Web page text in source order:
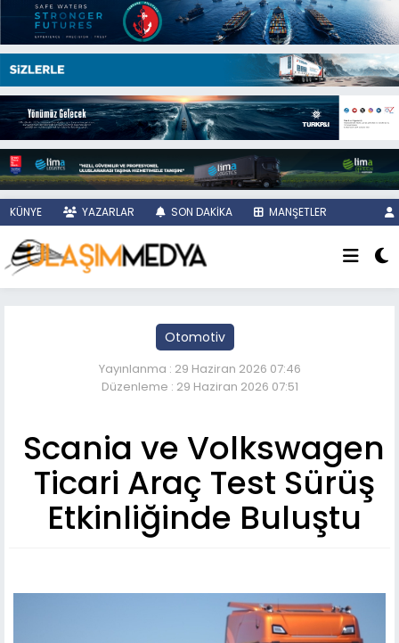
KÜNYE YAZARLAR SON DAKİKA MANŞETLER
Otomotiv
Yayınlanma : 29 Haziran 2026 07:46
Düzenleme : 29 Haziran 2026 07:51
Scania ve Volkswagen
Ticari Araç Test Sürüş
Etkinliğinde Buluştu